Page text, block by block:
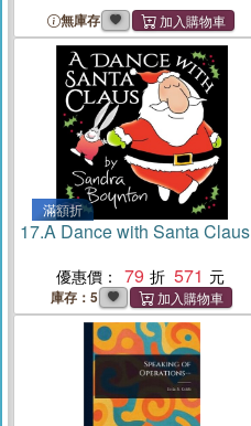
無庫存
滿額折
17.A Dance with Santa Claus
優惠價： 79 571
庫存：5